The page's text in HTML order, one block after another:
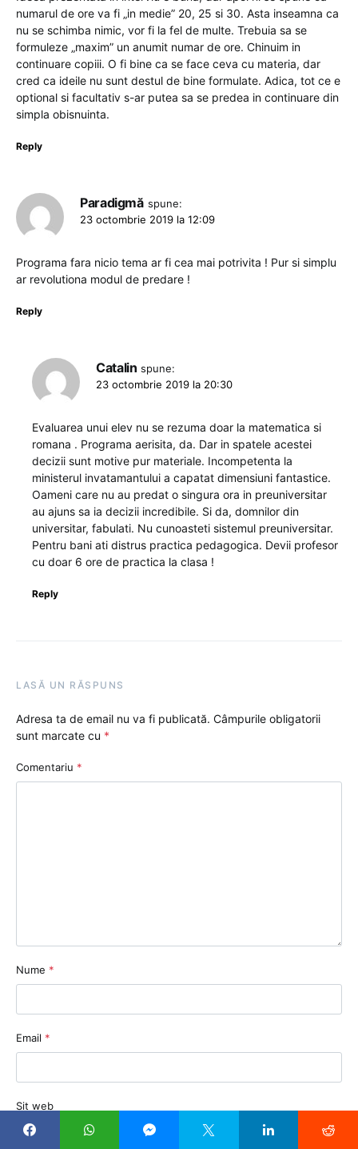
numarul de ore va fi „in medie” 20, 25 si 30. Asta inseamna ca
nu se schimba nimic, vor fi la fel de multe. Trebuia sa se
formuleze „maxim” un anumit numar de ore. Chinuim in
continuare copiii. O fi bine ca se face ceva cu materia, dar
cred ca ideile nu sunt destul de bine formulate. Adica, tot ce e
optional si facultativ s-ar putea sa se predea in continuare din
simpla obisnuinta.
Reply
Paradigmă spune:
23 octombrie 2019 la 12:09
Programa fara nicio tema ar fi cea mai potrivita ! Pur si simplu
ar revolutiona modul de predare !
Reply
Catalin spune:
23 octombrie 2019 la 20:30
Evaluarea unui elev nu se rezuma doar la matematica si
romana . Programa aerisita, da. Dar in spatele acestei
decizii sunt motive pur materiale. Incompetenta la
ministerul invatamantului a capatat dimensiuni fantastice.
Oameni care nu au predat o singura ora in preuniversitar
au ajuns sa ia decizii incredibile. Si da, domnilor din
universitar, fabulati. Nu cunoasteti sistemul preuniversitar.
Pentru bani ati distrus practica pedagogica. Devii profesor
cu doar 6 ore de practica la clasa !
Reply
LASĂ UN RĂSPUNS
Adresa ta de email nu va fi publicată. Câmpurile obligatorii
sunt marcate cu *
Comentariu *
Nume *
Email *
Sit web